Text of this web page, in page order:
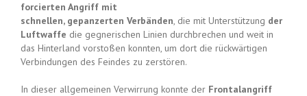
forcierten Angriff mit
schnellen, gepanzerten Verbänden, die mit Unterstützung der
Luftwaffe die gegnerischen Linien durchbrechen und weit in
das Hinterland vorstoßen konnten, um dort die rückwärtigen
Verbindungen des Feindes zu zerstören.
In dieser allgemeinen Verwirrung konnte der Frontalangriff